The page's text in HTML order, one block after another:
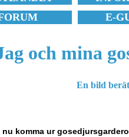
E-
och mina
En bild
komma ur